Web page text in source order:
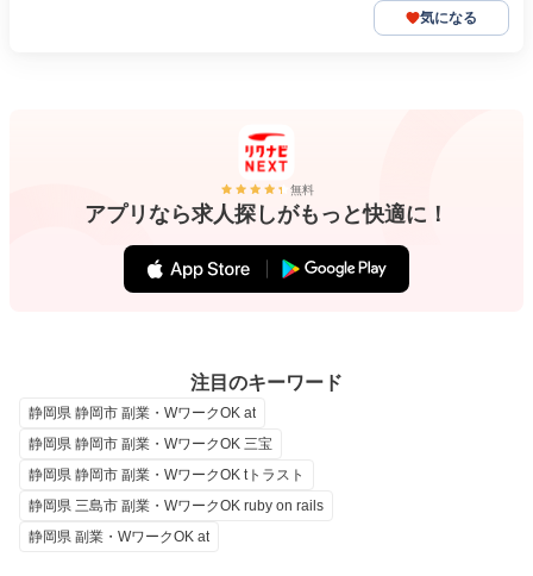
気になる
無料
アプリなら求人探しがもっと快適に！
注目のキーワード
静岡県 静岡市 副業・WワークOK at
静岡県 静岡市 副業・WワークOK 三宝
静岡県 静岡市 副業・WワークOK tトラスト
静岡県 三島市 副業・WワークOK ruby on rails
静岡県 副業・WワークOK at